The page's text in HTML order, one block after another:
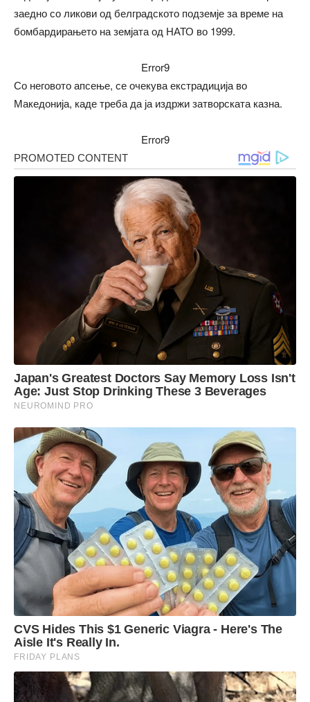
заедно со ликови од белградското подземје за време на
бомбардирањето на земјата од НАТО во 1999.
Error9
Со неговото апсење, се очекува екстрадиција во
Македонија, каде треба да ја издржи затворската казна.
Error9